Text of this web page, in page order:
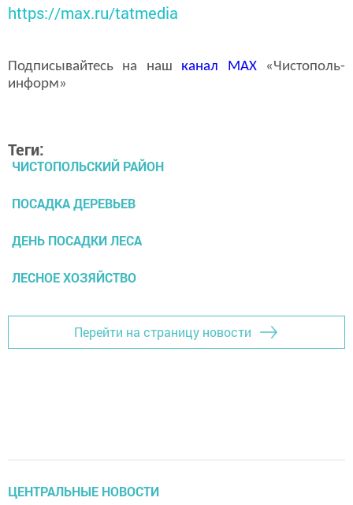
https://max.ru/tatmedia
Подписывайтесь на наш канал MAX«Чистополь-
информ»
Теги:
ЧИСТОПОЛЬСКИЙ РАЙОН
ПОСАДКА ДЕРЕВЬЕВ
ДЕНЬ ПОСАДКИ ЛЕСА
ЛЕСНОЕ ХОЗЯЙСТВО
Перейти на страницу новости
ЦЕНТРАЛЬНЫЕ НОВОСТИ